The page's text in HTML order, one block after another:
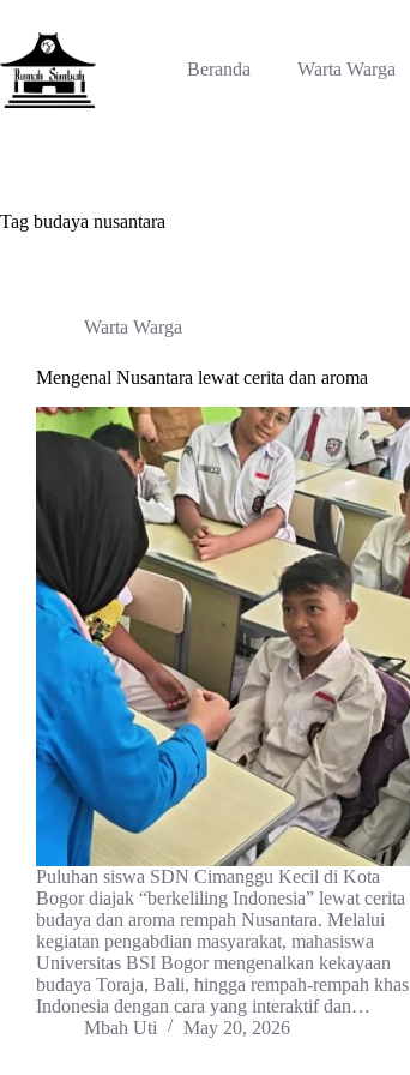
content
Beranda
Warta Warga
Tag budaya nusantara
Warta Warga
Mengenal Nusantara lewat cerita dan aroma
Puluhan siswa SDN Cimanggu Kecil di Kota
Bogor diajak “berkeliling Indonesia” lewat cerita
budaya dan aroma rempah Nusantara. Melalui
kegiatan pengabdian masyarakat, mahasiswa
Universitas BSI Bogor mengenalkan kekayaan
budaya Toraja, Bali, hingga rempah-rempah khas
Indonesia dengan cara yang interaktif dan…
Mbah Uti
May 20, 2026